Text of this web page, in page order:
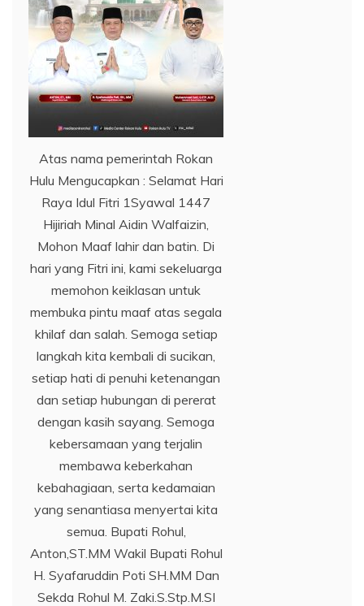
Atas nama pemerintah Rokan
Hulu Mengucapkan : Selamat Hari
Raya Idul Fitri 1Syawal 1447
Hijiriah Minal Aidin Walfaizin,
Mohon Maaf lahir dan batin. Di
hari yang Fitri ini, kami sekeluarga
memohon keiklasan untuk
membuka pintu maaf atas segala
khilaf dan salah. Semoga setiap
langkah kita kembali di sucikan,
setiap hati di penuhi ketenangan
dan setiap hubungan di pererat
dengan kasih sayang. Semoga
kebersamaan yang terjalin
membawa keberkahan
kebahagiaan, serta kedamaian
yang senantiasa menyertai kita
semua. Bupati Rohul,
Anton,ST.MM Wakil Bupati Rohul
H. Syafaruddin Poti SH.MM Dan
Sekda Rohul M. Zaki.S.Stp.M.SI